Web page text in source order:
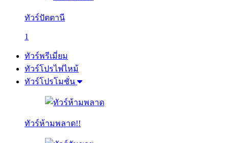
ทัวร์ปัตตานี
1
ทัวร์พรีเมี่ยม
ทัวร์โปรไฟไหม้
ทัวร์โปรโมชั่น
ทัวร์ห้ามพลาด!!